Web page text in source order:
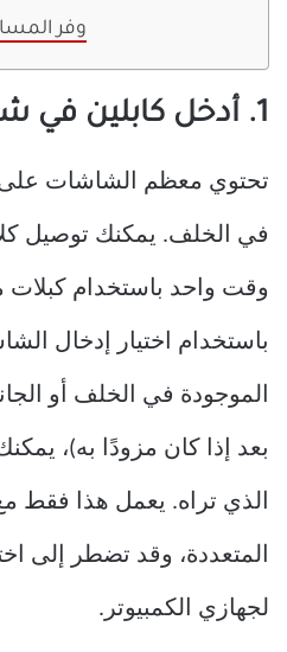
وفر
1. أدخل كابلين في شاشة واحدة
تحتوي معظم الشاشات على
في الخلف. يمكنك توصيل
وقت واحد باستخدام كبلات
باستخدام اختيار إدخال
الموجودة في الخلف أو
بعد إذا كان مزودًا به)،
الذي تراه. يعمل هذا فقط
المتعددة، وقد تضطر إلى
لجهازي الكمبيوتر.